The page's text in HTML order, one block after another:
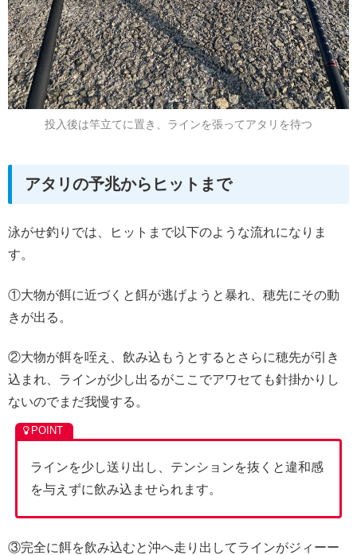
投入後は竿立てに置き、ラインを張ってアタリを待つ
アタリの予兆からヒットまで
泳がせ釣りでは、ヒットまで以下のような流れになりま
す。
①大物が餌に近づくと餌が逃げようと暴れ、穂先にその動
きが出る。
②大物が餌を咥え、飲み込もうとするとさらに穂先が引き
込まれ、ラインが少し出るがここでアワセても針掛かりし
ないのでまだ我慢する。
ラインを少し送り出し、テンションを抜くと違和感
を与えずに飲み込ませられます。
③完全に餌を飲み込むと沖へ走り出してラインがジィーー